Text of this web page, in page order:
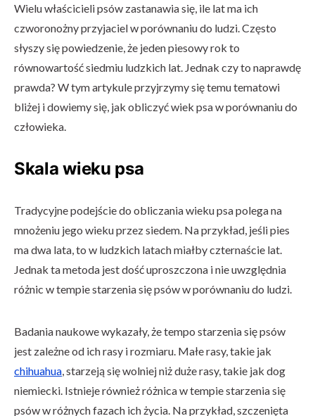
Wielu właścicieli psów zastanawia się, ile lat ma ich
czworonożny przyjaciel w porównaniu do ludzi. Często
słyszy się powiedzenie, że jeden piesowy rok to
równowartość siedmiu ludzkich lat. Jednak czy to naprawdę
prawda? W tym artykule przyjrzymy się temu tematowi
bliżej i dowiemy się, jak obliczyć wiek psa w porównaniu do
człowieka.
Skala wieku psa
Tradycyjne podejście do obliczania wieku psa polega na
mnożeniu jego wieku przez siedem. Na przykład, jeśli pies
ma dwa lata, to w ludzkich latach miałby czternaście lat.
Jednak ta metoda jest dość uproszczona i nie uwzględnia
różnic w tempie starzenia się psów w porównaniu do ludzi.
Badania naukowe wykazały, że tempo starzenia się psów
jest zależne od ich rasy i rozmiaru. Małe rasy, takie jak
chihuahua , starzeją się wolniej niż duże rasy, takie jak dog
niemiecki. Istnieje również różnica w tempie starzenia się
psów w różnych fazach ich życia. Na przykład, szczenięta